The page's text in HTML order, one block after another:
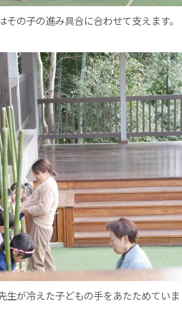
その子の進み具合に合わせて支えます。
生が冷えた子どもの手をあたためてい